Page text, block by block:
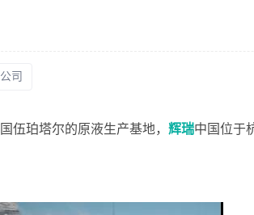
上市医药企业年报
司
伍珀塔尔的原液生产基地， 辉瑞中国位于